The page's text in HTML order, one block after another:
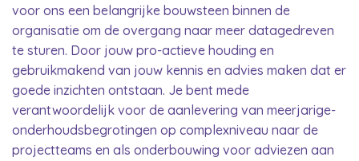
voor ons een belangrijke bouwsteen binnen de
organisatie om de overgang naar meer datagedreven
te sturen. Door jouw pro-actieve houding en
gebruikmakend van jouw kennis en advies maken dat er
goede inzichten ontstaan. Je bent mede
verantwoordelijk voor de aanlevering van meerjarige-
onderhoudsbegrotingen op complexniveau naar de
projectteams en als onderbouwing voor adviezen aan